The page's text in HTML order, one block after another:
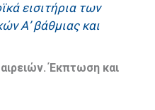
εισιτήρια των
Α’ βάθμιας και
Έκπτωση και